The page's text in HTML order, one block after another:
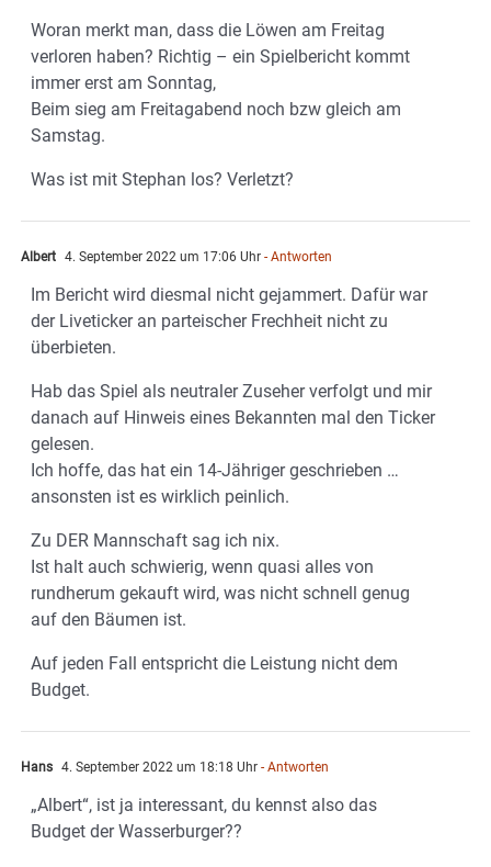
Woran merkt man, dass die Löwen am Freitag
verloren haben? Richtig – ein Spielbericht kommt
immer erst am Sonntag,
Beim sieg am Freitagabend noch bzw gleich am
Samstag.
Was ist mit Stephan los? Verletzt?
Albert 4. September 2022 um 17:06 Uhr - Antworten
Im Bericht wird diesmal nicht gejammert. Dafür war
der Liveticker an parteischer Frechheit nicht zu
überbieten.
Hab das Spiel als neutraler Zuseher verfolgt und mir
danach auf Hinweis eines Bekannten mal den Ticker
gelesen.
Ich hoffe, das hat ein 14-Jähriger geschrieben …
ansonsten ist es wirklich peinlich.
Zu DER Mannschaft sag ich nix.
Ist halt auch schwierig, wenn quasi alles von
rundherum gekauft wird, was nicht schnell genug
auf den Bäumen ist.
Auf jeden Fall entspricht die Leistung nicht dem
Budget.
Hans 4. September 2022 um 18:18 Uhr - Antworten
„Albert“, ist ja interessant, du kennst also das
Budget der Wasserburger??